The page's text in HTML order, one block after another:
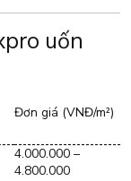
uốn
Đơn giá (VNĐ/m²)
4.000.000 –
4.800.000